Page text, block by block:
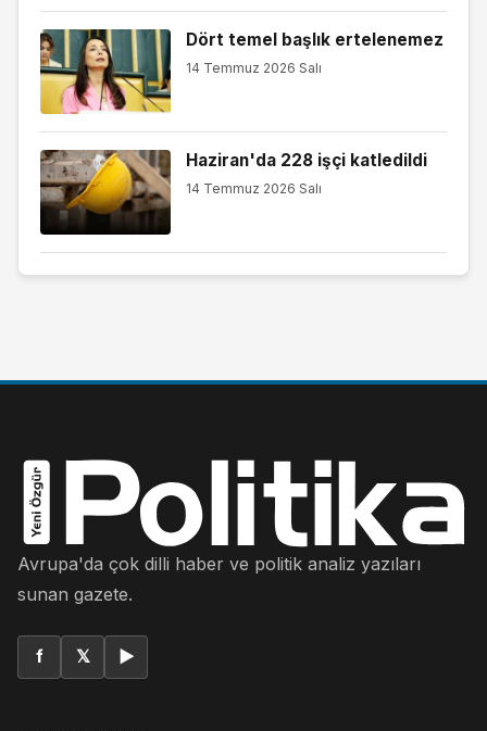
Dört temel başlık ertelenemez
14 Temmuz 2026 Salı
Haziran'da 228 işçi katledildi
14 Temmuz 2026 Salı
Avrupa'da çok dilli haber ve politik analiz yazıları
sunan gazete.
f 𝕏 ▶